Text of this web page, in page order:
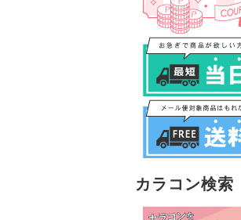
カラコン検索